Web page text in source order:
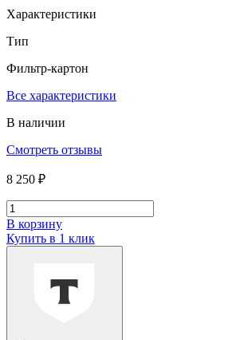
Характеристики
Тип
Фильтр-картон
Все характеристики
В наличии
Смотреть отзывы
8 250 ₽
В корзину
Купить в 1 клик